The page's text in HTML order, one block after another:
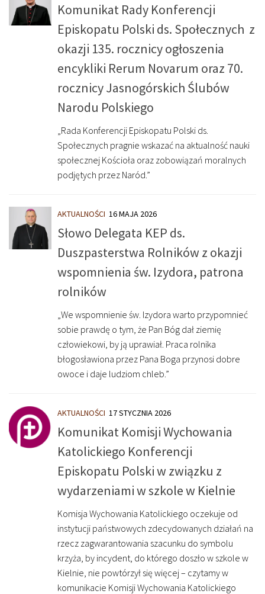
Komunikat Rady Konferencji
Episkopatu Polski ds. Społecznych z
okazji 135. rocznicy ogłoszenia
encykliki Rerum Novarum oraz 70.
rocznicy Jasnogórskich Ślubów
Narodu Polskiego
„Rada Konferencji Episkopatu Polski ds.
Społecznych pragnie wskazać na aktualność nauki
społecznej Kościoła oraz zobowiązań moralnych
podjętych przez Naród.”
AKTUALNOŚCI 16 MAJA 2026
Słowo Delegata KEP ds.
Duszpasterstwa Rolników z okazji
wspomnienia św. Izydora, patrona
rolników
„We wspomnienie św. Izydora warto przypomnieć
sobie prawdę o tym, że Pan Bóg dał ziemię
człowiekowi, by ją uprawiał. Praca rolnika
błogosławiona przez Pana Boga przynosi dobre
owoce i daje ludziom chleb.”
AKTUALNOŚCI 17 STYCZNIA 2026
Komunikat Komisji Wychowania
Katolickiego Konferencji
Episkopatu Polski w związku z
wydarzeniami w szkole w Kielnie
Komisja Wychowania Katolickiego oczekuje od
instytucji państwowych zdecydowanych działań na
rzecz zagwarantowania szacunku do symbolu
krzyża, by incydent, do którego doszło w szkole w
Kielnie, nie powtórzył się więcej – czytamy w
komunikacie Komisji Wychowania Katolickiego